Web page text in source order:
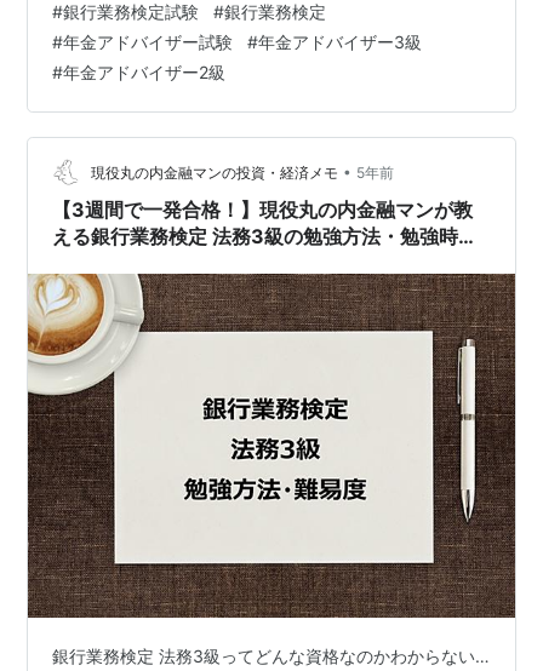
定の出願が開始されました！！ 昨年８月には試験の安定
実施のため、２２年度の試験より受験料の改定について
の通知も出ていました！！ www.khk.co.jp 検定試験のお
知らせ｜経済法令研究会 なお、改定される受験料は以下
の通りです！！ 年金アドバイザー３級 現行４，４００円
→ 改定後 ５，５…
#銀行業務検定試験 #銀行業務検定
#年金アドバイザー試験 #年金アドバイザー3級
#年金アドバイザー2級
現役丸の内金融マンの投資・経済メモ • 5年前
【3週間で一発合格！】現役丸の内金融マンが教
える銀行業務検定 法務3級の勉強方法・勉強時
銀行業務検定 法務3級ってどんな資格なのかわからない…